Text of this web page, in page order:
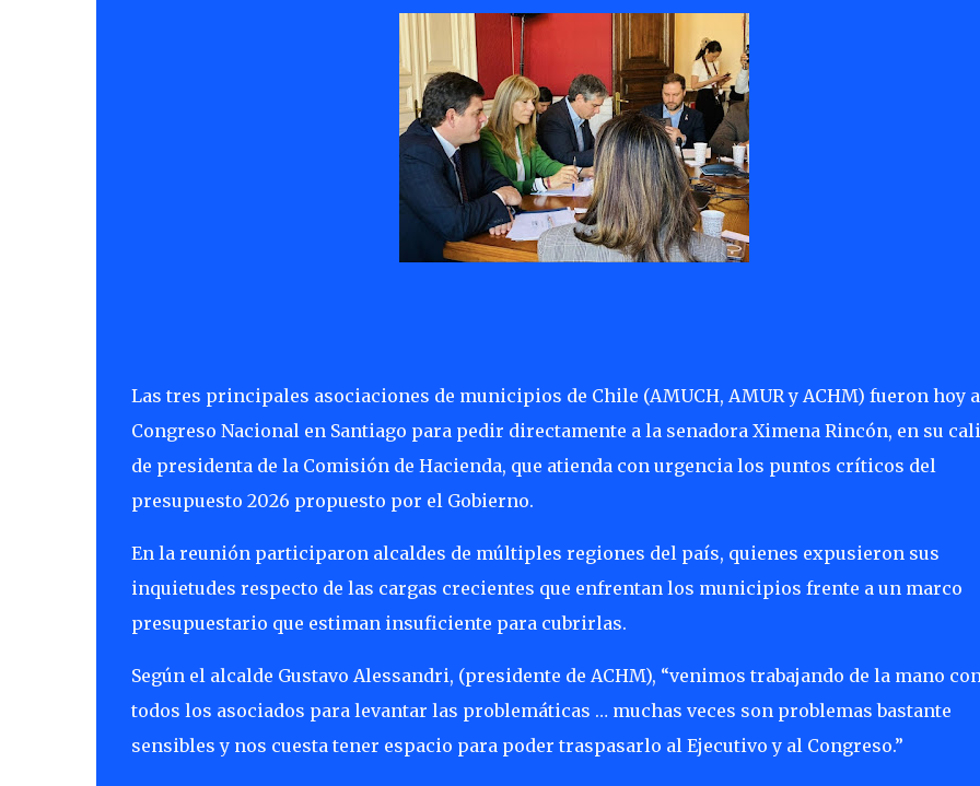
Las tres principales asociaciones de municipios de Chile (AMUCH, AMUR y ACHM) fueron hoy
Congreso Nacional en Santiago para pedir directamente a la senadora Ximena Rincón, en su
de presidenta de la Comisión de Hacienda, que atienda con urgencia los puntos críticos del
presupuesto 2026 propuesto por el Gobierno.
En la reunión participaron alcaldes de múltiples regiones del país, quienes expusieron sus
inquietudes respecto de las cargas crecientes que enfrentan los municipios frente a un marco
presupuestario que estiman insuficiente para cubrirlas.
Según el alcalde Gustavo Alessandri, (presidente de ACHM), “venimos trabajando de la mano
todos los asociados para levantar las problemáticas … muchas veces son problemas bastante
sensibles y nos cuesta tener espacio para poder traspasarlo al Ejecutivo y al Congreso.”